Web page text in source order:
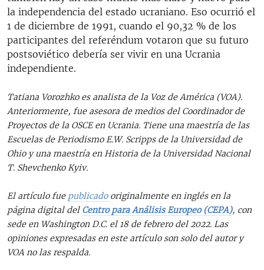
la independencia del estado ucraniano. Eso ocurrió el
1 de diciembre de 1991, cuando el 90,32 % de los
participantes del referéndum votaron que su futuro
postsoviético debería ser vivir en una Ucrania
independiente.
Tatiana Vorozhko es analista de la Voz de América (VOA).
Anteriormente, fue asesora de medios del Coordinador de
Proyectos de la OSCE en Ucrania. Tiene una maestría de las
Escuelas de Periodismo E.W. Scripps de la Universidad de
Ohio y una maestría en Historia de la Universidad Nacional
T. Shevchenko Kyiv.
El artículo fue publicado originalmente en inglés en la
página digital del Centro para Análisis Europeo (CEPA), con
sede en Washington D.C. el 18 de febrero del 2022. Las
opiniones expresadas en este artículo son solo del autor y
VOA no las respalda.